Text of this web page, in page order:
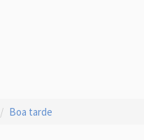
Boa tarde